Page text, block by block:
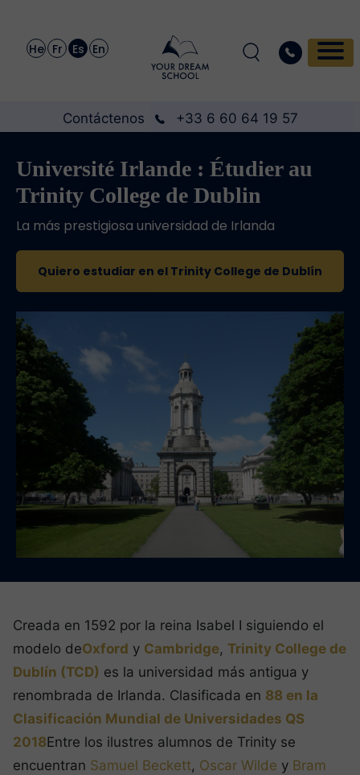
He Fr Es En
Contáctenos +33 6 60 64 19 57
Université Irlande : Étudier au
Trinity College de Dublin
La más prestigiosa universidad de Irlanda
Quiero estudiar en el Trinity College de Dublín
Creada en 1592 por la reina Isabel I siguiendo el
modelo deOxford y Cambridge, Trinity College de
Dublín (TCD) es la universidad más antigua y
renombrada de Irlanda. Clasificada en 88 en la
Clasificación Mundial de Universidades QS
2018Entre los ilustres alumnos de Trinity se
encuentran Samuel Beckett, Oscar Wilde y Bram